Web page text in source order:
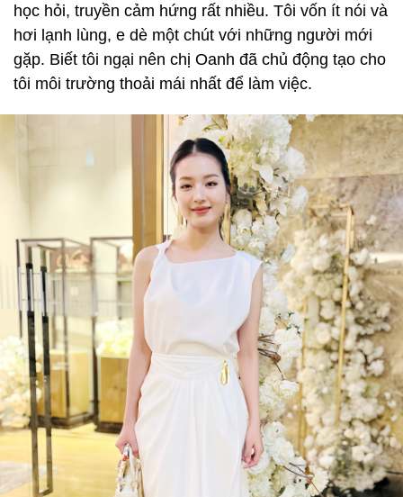
học hỏi, truyền cảm hứng rất nhiều. Tôi vốn ít nói và
hơi lạnh lùng, e dè một chút với những người mới
gặp. Biết tôi ngại nên chị Oanh đã chủ động tạo cho
tôi môi trường thoải mái nhất để làm việc.